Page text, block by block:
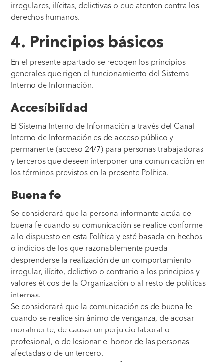
irregulares, ilícitas, delictivas o que atenten contra los
derechos humanos.
4. Principios básicos
En el presente apartado se recogen los principios
generales que rigen el funcionamiento del Sistema
Interno de Información.
Accesibilidad
El Sistema Interno de Información a través del Canal
Interno de Información es de acceso público y
permanente (acceso 24/7) para personas trabajadoras
y terceros que deseen interponer una comunicación en
los términos previstos en la presente Política.
Buena fe
Se considerará que la persona informante actúa de
buena fe cuando su comunicación se realice conforme
a lo dispuesto en esta Política y esté basada en hechos
o indicios de los que razonablemente pueda
desprenderse la realización de un comportamiento
irregular, ilícito, delictivo o contrario a los principios y
valores éticos de la Organización o al resto de políticas
internas.
Se considerará que la comunicación es de buena fe
cuando se realice sin ánimo de venganza, de acosar
moralmente, de causar un perjuicio laboral o
profesional, o de lesionar el honor de las personas
afectadas o de un tercero.